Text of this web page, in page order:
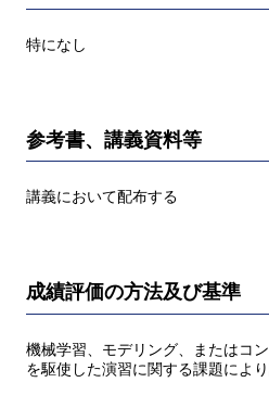
特になし
参考書、講義資料等
講義において配布する
成績評価の方法及び基準
機械学習、モデリング、またはコ
を駆使した演習に関する課題により